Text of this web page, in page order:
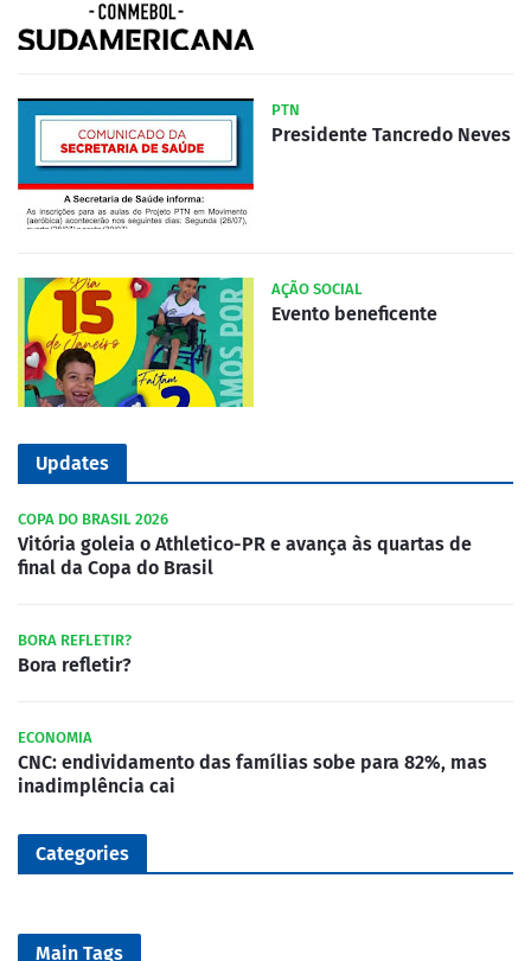
PTN
Presidente Tancredo Neves
AÇÃO SOCIAL
Evento beneficente
Updates
COPA DO BRASIL 2026
Vitória goleia o Athletico-PR e avança às quartas de
final da Copa do Brasil
BORA REFLETIR?
Bora refletir?
ECONOMIA
CNC: endividamento das famílias sobe para 82%, mas
inadimplência cai
Categories
Main Tags